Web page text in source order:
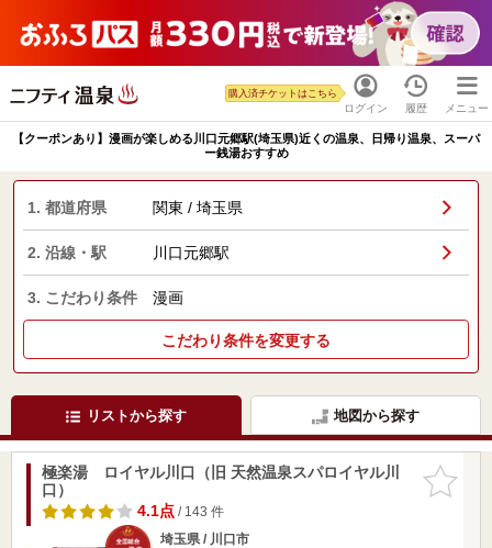
ログイン
購入済チケットはこちら
履歴 メニュー
【クーポンあり】漫画が楽しめる川口元郷駅(埼玉県)近くの温泉、日帰り温泉、スーパ
ー銭湯おすすめ
1. 都道府県 関東 / 埼玉県
2. 沿線・駅 川口元郷駅
3. こだわり条件 漫画
こだわり条件を変更する
リストから探す 地図から探す
お気に入
りに追加
極楽湯 ロイヤル川口（旧 天然温泉スパロイヤル川
口）
4.1点/ 143 件
埼玉県 / 川口市